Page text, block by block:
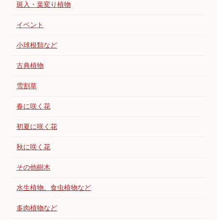
斑入・葉変り植物
イベント
小球根類など
古典植物
雪割草
春に咲く花
初夏に咲く花
秋に咲く花
その他樹木
水生植物、食虫植物など
多肉植物など